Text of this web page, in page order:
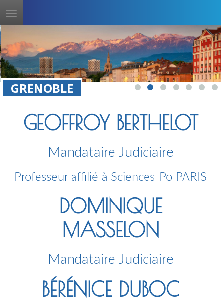
Toggle
navigation
GRENOBLE
GEOFFROY BERTHELOT
Mandataire Judiciaire
Professeur affilié à Sciences-Po PARIS
DOMINIQUE
MASSELON
Mandataire Judiciaire
BÉRÉNICE DUBOC